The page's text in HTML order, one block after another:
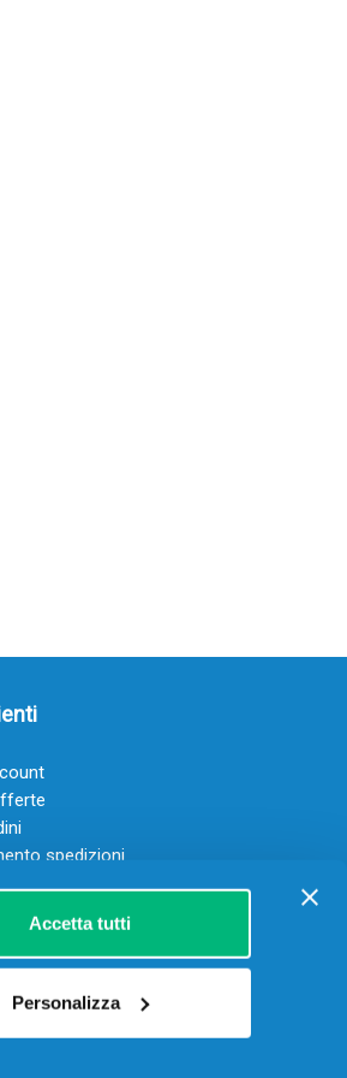
Accetta tutti
Personalizza
spedizioni